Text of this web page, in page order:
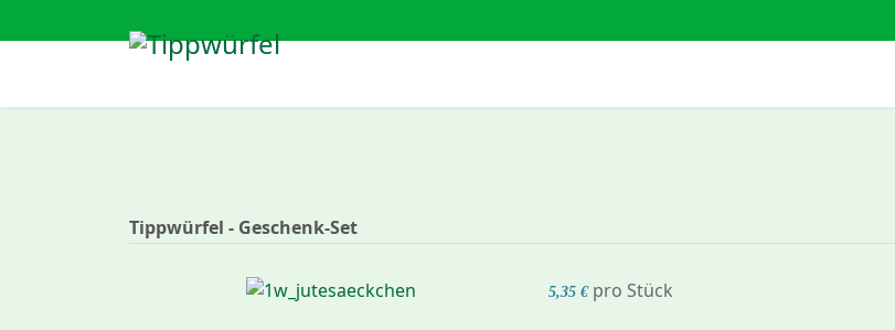
Tippwürfel - Geschenk-Set
5,35 € pro Stück